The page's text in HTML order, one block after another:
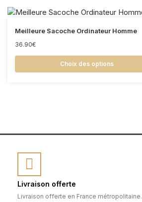
Meilleure Sacoche Ordinateur Homme
36.90€
Choix des options
Livraison offerte
Livraison offerte en France métropolitaine.